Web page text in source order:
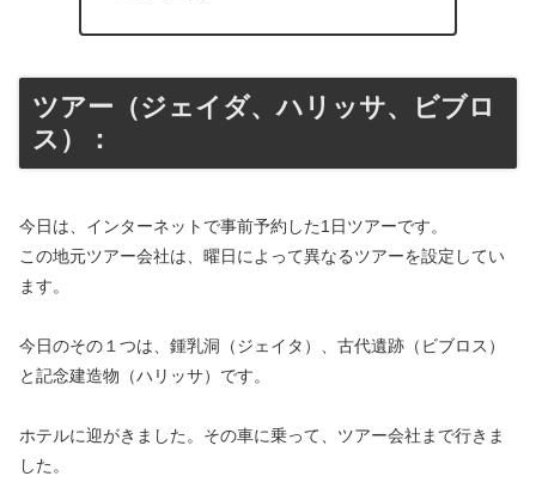
ツアー（ジェイダ、ハリッサ、ビブロ
ス）：
今日は、インターネットで事前予約した1日ツアーです。
この地元ツアー会社は、曜日によって異なるツアーを設定してい
ます。
今日のその１つは、鍾乳洞（ジェイタ）、古代遺跡（ビブロス）
と記念建造物（ハリッサ）です。
ホテルに迎がきました。その車に乗って、ツアー会社まで行きま
した。